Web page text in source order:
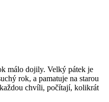
málo dojily. Velký pátek je
rok, a pamatuje na starou
chvíli, počítají, kolikrát